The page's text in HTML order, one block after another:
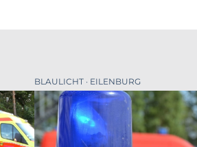
BLAULICHT EILENBURG